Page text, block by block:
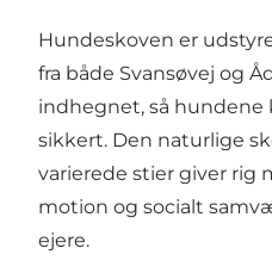
Hundeskoven er
fra både Svansøvej og
indhegnet, så
sikkert. Den naturlige
varierede stier giver rig
motion og socialt
ejere.